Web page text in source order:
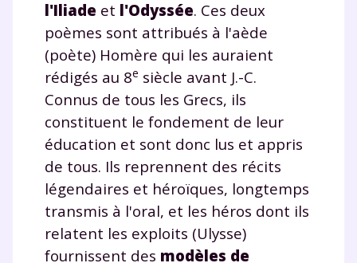
l'Iliade et l'Odyssée. Ces deux
poèmes sont attribués à l'aède
(poète) Homère qui les auraient
rédigés au 8e siècle avant J.-C.
Connus de tous les Grecs, ils
constituent le fondement de leur
éducation et sont donc lus et appris
de tous. Ils reprennent des récits
légendaires et héroïques, longtemps
transmis à l'oral, et les héros dont ils
relatent les exploits (Ulysse)
fournissent des modèles de